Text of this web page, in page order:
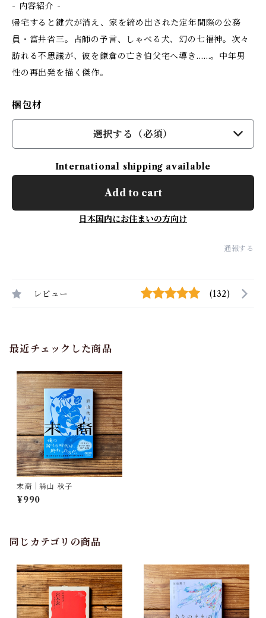
- 内容紹介 -
帰宅すると鍵穴が消え、家を締め出された定年間際の公務
員・富井省三。占師の予言、しゃべる犬、幻の七福神。次々
訪れる不思議が、彼を鎌倉の亡き伯父宅へ導き……。中年男
性の再出発を描く傑作。
梱包材
選択する（必須）
International shipping available
Add to cart
日本国内にお住まいの方向け
通報する
レビュー (132)
最近チェックした商品
末裔｜絲山 秋子
¥990
同じカテゴリの商品